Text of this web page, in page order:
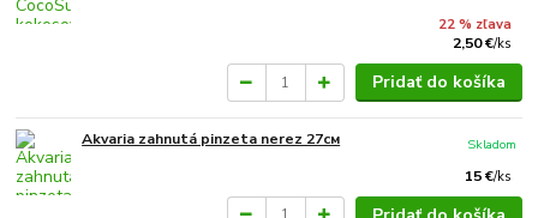
22 % zľava
2,50 €/ks
Pridať do košíka
Akvaria zahnutá pinzeta nerez 27см
15 €/ks
Skladom